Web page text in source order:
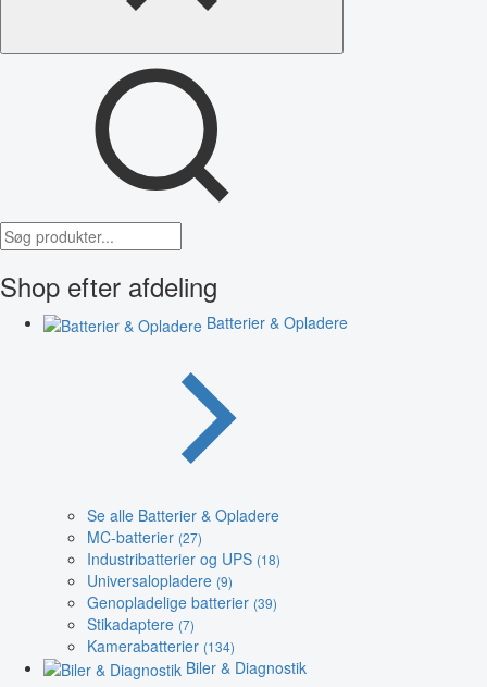
Shop efter afdeling
Batterier & Opladere
Se alle Batterier & Opladere
MC-batterier (27)
Industribatterier og UPS (18)
Universalopladere (9)
Genopladelige batterier (39)
Stikadaptere (7)
Kamerabatterier (134)
Biler & Diagnostik